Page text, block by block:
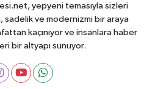
yepyeni temasıyla sizleri
sadelik ve modernizmi bir araya
kaçınıyor ve insanlara haber
bir altyapı sunuyor.